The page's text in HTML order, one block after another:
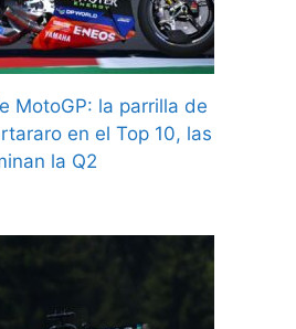
MotoGP: la parrilla de
en el Top 10, las
la Q2